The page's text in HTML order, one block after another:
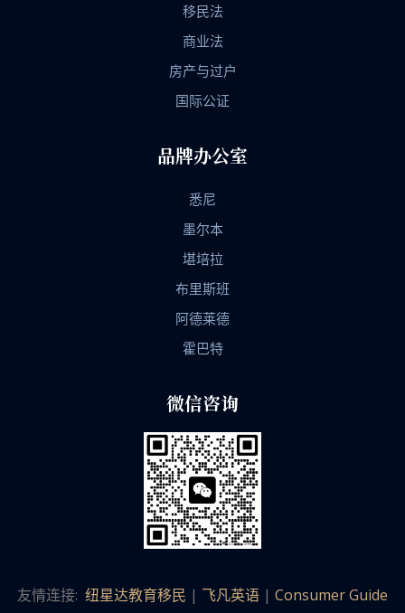
移民法
商业法
房产与过户
国际公证
品牌办公室
悉尼
墨尔本
堪培拉
布里斯班
阿德莱德
霍巴特
微信咨询
友情连接: 纽星达教育移民 | 飞凡英语 | Consumer Guide